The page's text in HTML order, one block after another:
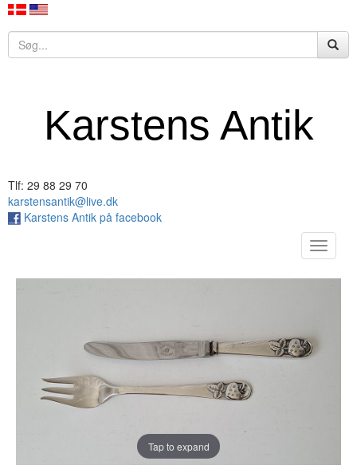
Karstens Antik
Tlf: 29 88 29 70
karstensantik@live.dk
Karstens Antik på facebook
Toggle
Tap to expand